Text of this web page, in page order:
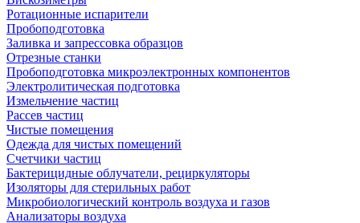
Ротационные испарители
Пробоподготовка
Заливка и запрессовка образцов
Отрезные станки
Пробоподготовка микроэлектронных компонентов
Электролитическая подготовка
Измельчение частиц
Рассев частиц
Чистые помещения
Одежда для чистых помещений
Счетчики частиц
Бактерицидные облучатели, рециркуляторы
Изоляторы для стерильных работ
Микробиологический контроль воздуха и газов
Анализаторы воздуха